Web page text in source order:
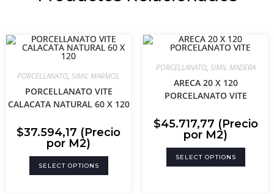
PORCELLANATO, SIMIL MARMOL
PORCELLANATO VITE
CALACATA NATURAL 60 X 120
$37.594,17 (Precio
por M2)
SELECT OPTIONS
PORCELLANATO, SIMIL MADERA
ARECA 20 X 120
PORCELANATO VITE
$45.717,77 (Precio
por M2)
SELECT OPTIONS